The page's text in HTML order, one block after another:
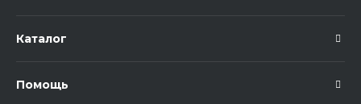
Каталог
Помощь